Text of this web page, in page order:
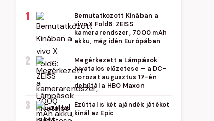
1
Bemutatkozott Kínában a
vivo X Fold6: ZEISS
kamerarendszer, 7000 mAh
akku, még idén Európában
2
Megérkezett a Lámpások
hivatalos előzetese – a DC-
sorozat augusztus 17-én
debütál a HBO Maxon
3
Ezúttal is két ajándék játékot
kínál az Epic